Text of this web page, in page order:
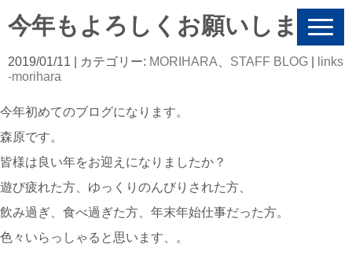
N
v
i
今年もよろしくお願いします
2019/01/11 | カテゴリー: MORIHARA STAFF BLOG
links
-morihara
今年初めてのブログになります。
森原です。
皆様は良い年をお迎えになりましたか？
遊び疲れた方、ゆっくりのんびりされた方、
飲み過ぎ、食べ過ぎた方、年末年始仕事だった方。
色々いらっしゃると思います、。